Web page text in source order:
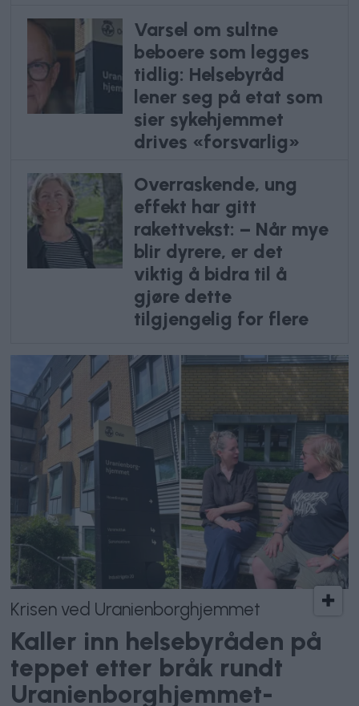
Varsel om sultne
beboere som legges
tidlig: Helsebyråd
lener seg på etat som
sier sykehjemmet
drives «forsvarlig»
Overraskende, ung
effekt har gitt
rakettvekst: – Når mye
blir dyrere, er det
viktig å bidra til å
gjøre dette
tilgjengelig for flere
Krisen ved Uranienborghjemmet
Kaller inn helsebyråden på
teppet etter bråk rundt
Uranienborghjemmet-